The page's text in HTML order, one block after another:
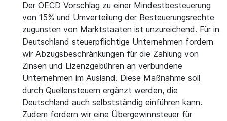
Der OECD Vorschlag zu einer Mindestbesteuerung
von 15% und Umverteilung der Besteuerungsrechte
zugunsten von Marktstaaten ist unzureichend. Für in
Deutschland steuerpflichtige Unternehmen fordern
wir Abzugsbeschränkungen für die Zahlung von
Zinsen und Lizenzgebühren an verbundene
Unternehmen im Ausland. Diese Maßnahme soll
durch Quellensteuern ergänzt werden, die
Deutschland auch selbstständig einführen kann.
Zudem fordern wir eine Übergewinnsteuer für